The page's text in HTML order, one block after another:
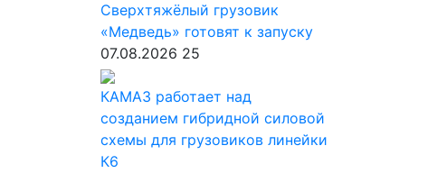
Сверхтяжёлый грузовик
«Медведь» готовят к запуску
07.08.2026 25
КАМАЗ работает над
созданием гибридной силовой
схемы для грузовиков линейки
К6